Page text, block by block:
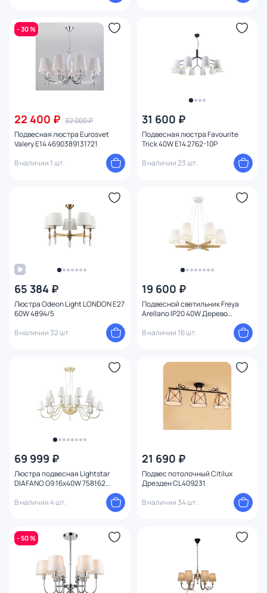
- 30 %
22 400 ₽ 32 000 ₽
Подвесная люстра Eurosvet
Valery E14 4690389131721
В наличии 1 шт.
31 600 ₽
Подвесная люстра Favourite
Trick 40W E14 2762-10P
В наличии 23 шт.
65 384 ₽
Люстра Odeon Light LONDON E27
60W 4894/5
В наличии 32 шт.
19 600 ₽
Подвесной светильник Freya
Arellano IP20 40W Дерево
В наличии 16 шт.
69 999 ₽
Люстра подвесная Lightstar
DIAFANO G9 16х40W 758162
В наличии 4 шт.
21 690 ₽
Подвес потолочный Citilux
Дрезден CL409231
В наличии 34 шт.
- 50 %